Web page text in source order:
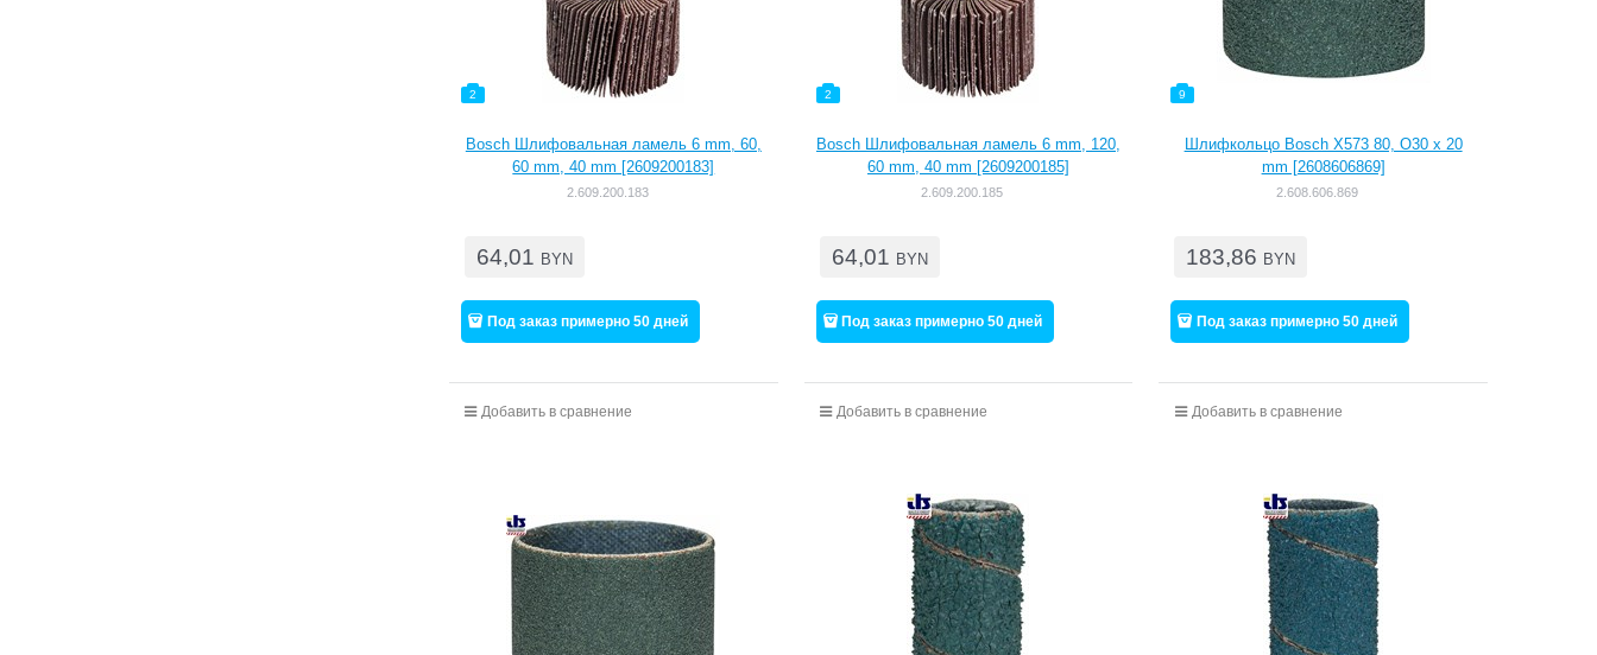
2
Bosch Шлифовальная ламель 6 mm, 60,
60 mm, 40 mm [2609200183]
2.609.200.183
64,01 BYN
Под заказ примерно 50 дней
Добавить в сравнение
2
Bosch Шлифовальная ламель 6 mm, 120,
60 mm, 40 mm [2609200185]
2.609.200.185
64,01 BYN
Под заказ примерно 50 дней
Добавить в сравнение
9
Шлифкольцо Bosch X573 80, O30 x 20
mm [2608606869]
2.608.606.869
183,86 BYN
Под заказ примерно 50 дней
Добавить в сравнение